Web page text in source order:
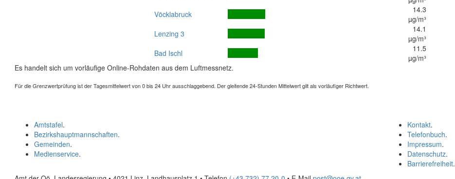
Vöcklabruck
14.3
µg/m³
Lenzing 3
14.1
µg/m³
Bad Ischl
11.5
µg/m³
Es handelt sich um vorläufige Online-Rohdaten aus dem Luftmessnetz.
Für die Grenzwertprüfung ist der Tagesmittelwert von 0 bis 24 Uhr ausschlaggebend. Der gleitende 24-Stunden Mittelwert gilt als vorläufiger Richtwert.
Kontakt.
Telefonbuch.
Impressum.
Datenschutz.
Barrierefreiheit.
Amtstafel.
Bezirkshauptmannschaften.
Gemeinden.
Medienservice.